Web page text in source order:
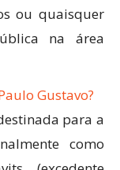
ou quaisquer
na área
Gustavo?
para a
como